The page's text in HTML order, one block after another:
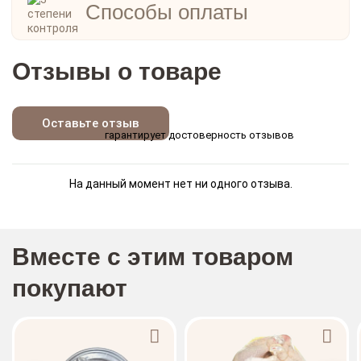
Способы оплаты
Отзывы о товаре
Оставьте отзыв
гарантирует достоверность отзывов
На данный момент нет ни одного отзыва.
Вместе с этим товаром
покупают